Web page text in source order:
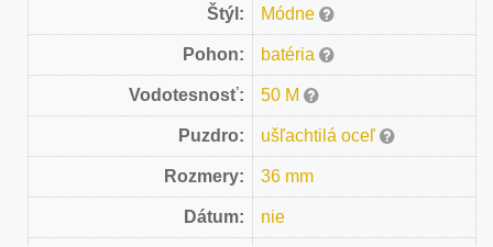
Štýl: Módne
Pohon: batéria
Vodotesnosť: 50 M
Puzdro: ušľachtilá oceľ
Rozmery: 36 mm
Dátum: nie